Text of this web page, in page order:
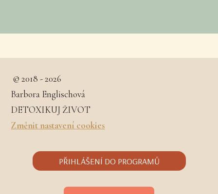
© 2018 - 2026
Barbora Englischová
DETOXIKUJ ŽIVOT
Změnit nastavení cookies
PŘIHLÁŠENÍ DO PROGRAMŮ